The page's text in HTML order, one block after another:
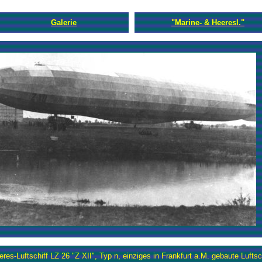
Galerie "Marine- & Heeresl."
Luftschiff LZ 26 "Z XII", Typ n, einziges in Frankfurt a.M. gebaute